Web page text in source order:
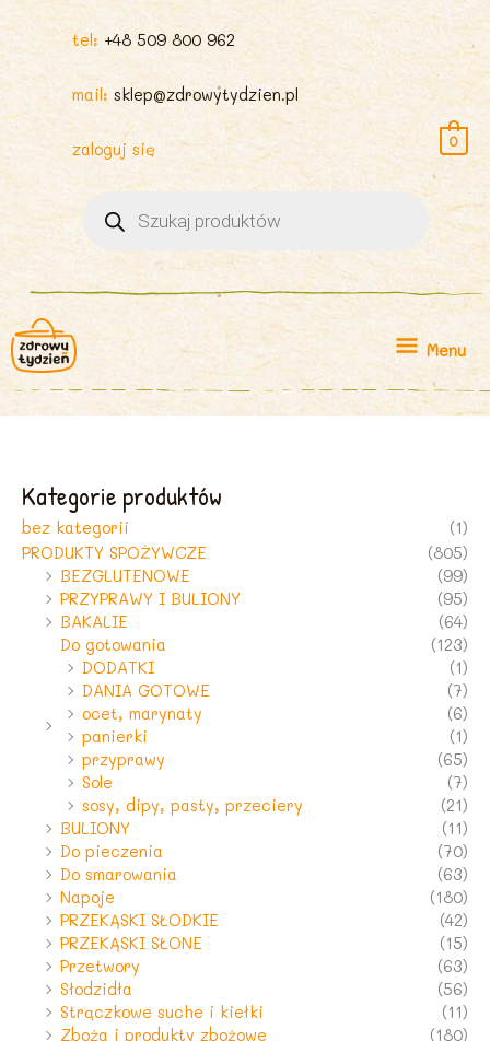
tel: +48 509 800 962
mail: sklep@zdrowytydzien.pl
zaloguj się
produktów
0
Menu
Menu
Kategorie produktów
bez kategorii
(1)
PRODUKTY SPOŻYWCZE
(805)
BEZGLUTENOWE
(99)
PRZYPRAWY I BULIONY
(95)
BAKALIE
(64)
Do gotowania
(123)
DODATKI
(1)
DANIA GOTOWE
(7)
ocet, marynaty
(6)
panierki
(1)
przyprawy
(65)
Sole
(7)
sosy, dipy, pasty, przeciery
(21)
BULIONY
(11)
Do pieczenia
(70)
Do smarowania
(63)
Napoje
(180)
PRZEKĄSKI SŁODKIE
(42)
PRZEKĄSKI SŁONE
(15)
Przetwory
(63)
Słodzidła
(56)
Strączkowe suche i kiełki
(11)
Zboża i produkty zbożowe
(180)